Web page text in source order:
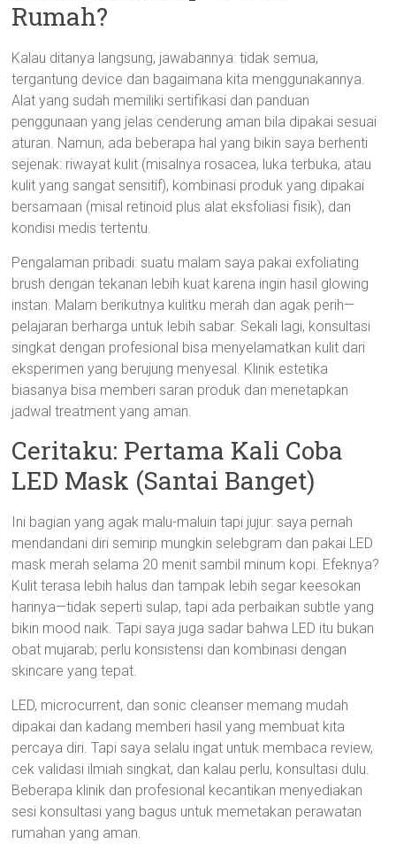
Rumah?
Kalau ditanya langsung, jawabannya: tidak semua,
tergantung device dan bagaimana kita menggunakannya.
Alat yang sudah memiliki sertifikasi dan panduan
penggunaan yang jelas cenderung aman bila dipakai sesuai
aturan. Namun, ada beberapa hal yang bikin saya berhenti
sejenak: riwayat kulit (misalnya rosacea, luka terbuka, atau
kulit yang sangat sensitif), kombinasi produk yang dipakai
bersamaan (misal retinoid plus alat eksfoliasi fisik), dan
kondisi medis tertentu.
Pengalaman pribadi: suatu malam saya pakai exfoliating
brush dengan tekanan lebih kuat karena ingin hasil glowing
instan. Malam berikutnya kulitku merah dan agak perih—
pelajaran berharga untuk lebih sabar. Sekali lagi, konsultasi
singkat dengan profesional bisa menyelamatkan kulit dari
eksperimen yang berujung menyesal. Klinik estetika
biasanya bisa memberi saran produk dan menetapkan
jadwal treatment yang aman.
Ceritaku: Pertama Kali Coba
LED Mask (Santai Banget)
Ini bagian yang agak malu-maluin tapi jujur: saya pernah
mendandani diri semirip mungkin selebgram dan pakai LED
mask merah selama 20 menit sambil minum kopi. Efeknya?
Kulit terasa lebih halus dan tampak lebih segar keesokan
harinya—tidak seperti sulap, tapi ada perbaikan subtle yang
bikin mood naik. Tapi saya juga sadar bahwa LED itu bukan
obat mujarab; perlu konsistensi dan kombinasi dengan
skincare yang tepat.
LED, microcurrent, dan sonic cleanser memang mudah
dipakai dan kadang memberi hasil yang membuat kita
percaya diri. Tapi saya selalu ingat untuk membaca review,
cek validasi ilmiah singkat, dan kalau perlu, konsultasi dulu.
Beberapa klinik dan profesional kecantikan menyediakan
sesi konsultasi yang bagus untuk memetakan perawatan
rumahan yang aman.